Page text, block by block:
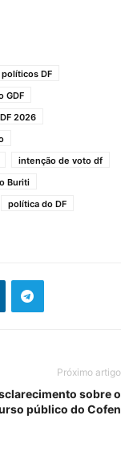
DF
GDF
2026
intenção de voto df
Buriti
política do DF
Próximo artigo
sobre o
público do Cofen